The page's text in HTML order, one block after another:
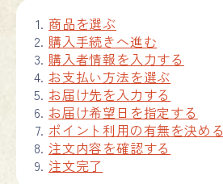
商品を選ぶ
購入手続きへ進む
購入者情報を入力する
お支払い方法を選ぶ
お届け先を入力する
お届け希望日を指定する
ポイント利用の有無を決める
注文内容を確認する
注文完了